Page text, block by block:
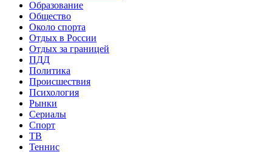
Образование
Общество
Около спорта
Отдых в России
Отдых за границей
ПДД
Политика
Происшествия
Психология
Рынки
Сериалы
Спорт
ТВ
Теннис